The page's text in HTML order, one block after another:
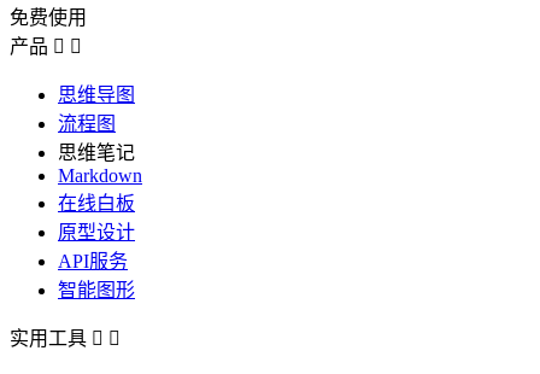
免费使用
产品  
思维导图
流程图
思维笔记
Markdown
在线白板
原型设计
API服务
智能图形
实用工具  